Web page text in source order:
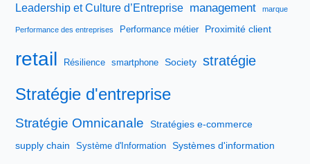
Leadership et Culture d’Entreprise management marque
Performance des entreprises Performance métier Proximité client
retail Résilience smartphone Society stratégie
Stratégie d'entreprise
Stratégie Omnicanale
Stratégies e-commerce
supply chain
Système d'Information Systèmes d'information